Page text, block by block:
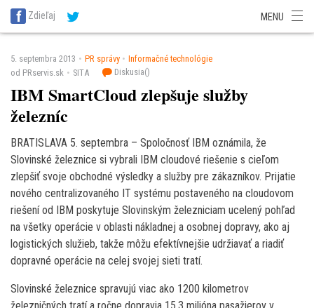
SITA Energetika
SITA Potravinárstvo
Zdieľaj MENU
5. septembra 2013 PR správy
Informačné technológie
od PRservis.sk
SITA Diskusia()
IBM SmartCloud zlepšuje služby
železníc
BRATISLAVA 5. septembra – Spoločnosť IBM oznámila, že
Slovinské železnice si vybrali IBM cloudové riešenie s cieľom
zlepšiť svoje obchodné výsledky a služby pre zákazníkov. Prijatie
nového centralizovaného IT systému postaveného na cloudovom
riešení od IBM poskytuje Slovinským železniciam ucelený pohľad
na všetky operácie v oblasti nákladnej a osobnej dopravy, ako aj
logistických služieb, takže môžu efektívnejšie udržiavať a riadiť
dopravné operácie na celej svojej sieti tratí.
Slovinské železnice spravujú viac ako 1200 kilometrov